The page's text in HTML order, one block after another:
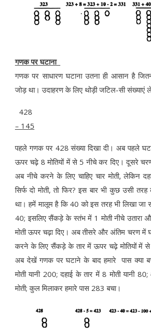
गणक पर घटाना
गणक पर साधारण घटाना उतना ही आसान है
जोड़ था। उदाहरण के लिए थोड़ी जटिल-सी संख्याएं
428
– 145
पहले गणक पर 428 संख्या दिखा दी। अब पहले
ऊपर चढ़े 8 मोतियों में से 5 नीचे कर दिए। दूसरे
अब नीचे करने के लिए चाहिए चार मोती, लेकिन
सिर्फ दो मोती, तो फिर? इस बार भी कुछ उसी
था। हमें मालूम है कि 40 को इस तरह भी लिखा
40; इसलिए सैंकड़े के स्तंभ में 1 मोती नीचे उतारा
मोती ऊपर चढ़ा दिए। अब तीसरे और अंतिम चरण में
करने के लिए सैंकड़े के तार में ऊपर चढ़े मोतियों में से
अब देखें गणक पर घटाने के बाद हमारे पास क्या
मोती यानी 200; दहाई के तार में 8 मोती यानी
मोती; कुल मिलाकर हमारे पास 283 बचा।